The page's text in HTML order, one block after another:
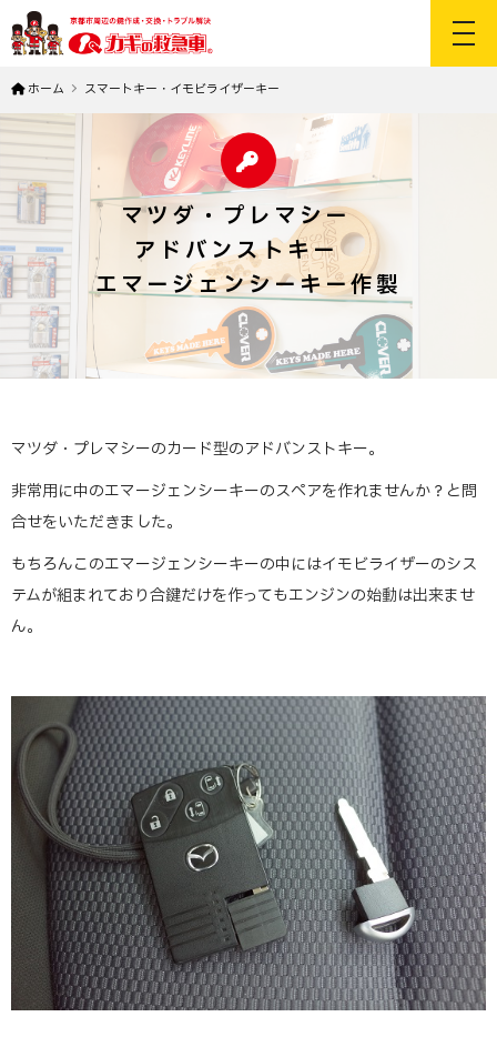
ホーム スマートキー・イモビライザーキー
マツダ・プレマシー
アドバンストキー
エマージェンシーキー作製
マツダ・プレマシーのカード型のアドバンストキー。
非常用に中のエマージェンシーキーのスペアを作れませんか？と問
合せをいただきました。
もちろんこのエマージェンシーキーの中にはイモビライザーのシス
テムが組まれており合鍵だけを作ってもエンジンの始動は出来ませ
ん。